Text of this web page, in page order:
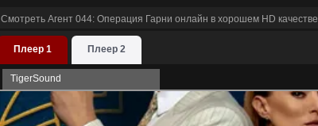
Смотреть Агент 044: Операция Гарни онлайн в хорошем HD качестве
Плеер 1 Плеер 2
TigerSound